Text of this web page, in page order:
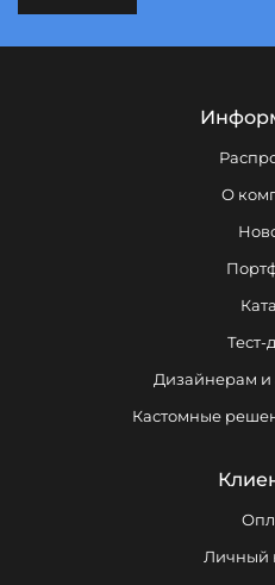
О
Тест-
Дизайнерам и
Кастомные
Личный